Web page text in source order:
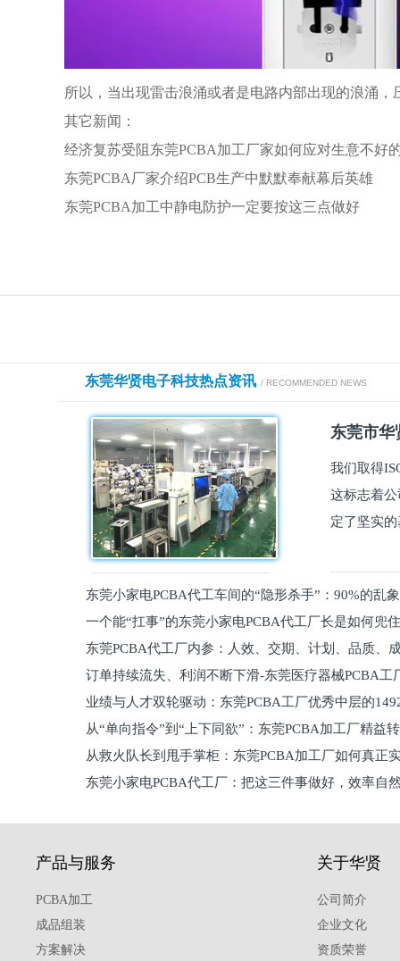
所以，当出现雷击浪涌或者是电路内部出现的浪涌
其它新闻：
经济复苏受阻东莞PCBA加工厂家如何应对生意不好
东莞PCBA厂家介绍PCB生产中默默奉献幕后英雄
东莞PCBA加工中静电防护一定要按这三点做好
东莞华贤电子科技热点资讯 / RECOMMENDED NEWS
东莞市华
我们取得
这标志着
定了坚实
东莞小家电PCBA代工车间的“隐形杀手”：90%的乱
员工一个能“扛事”的东莞小家电PCBA代工厂长是如何兜
东莞PCBA代工厂内参：人效、交期、计划、品质
维锁客法则
订单持续流失、利润不断下滑-东莞医疗器械PCBA工
理死穴必须堵住
业绩与人才双轮驱动：东莞PCBA工厂优秀中层的
从“单向指令”到“上下同欲”：东莞PCBA加工厂精益
关键从救火队长到甩手掌柜：东莞PCBA加工厂如何真正
东莞小家电PCBA代工厂：把这三件事做好，效率自
产品与服务
PCBA加工
成品组装
方案解决
关于华贤
公司简介
企业文化
资质荣誉